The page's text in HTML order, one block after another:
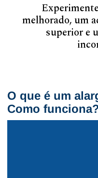
melhorado, um
superior e
O que é um
Como